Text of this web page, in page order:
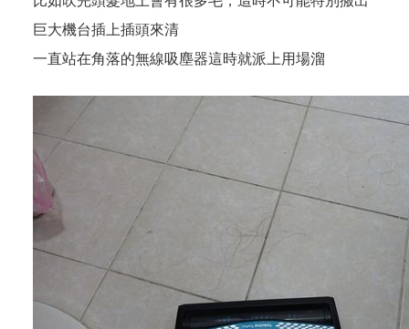
巨大機台插上插頭來清
一直站在角落的無線吸塵器這時就派上用場溜